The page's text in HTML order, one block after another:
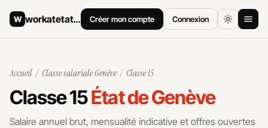
W workatetat
.ch Connexion
Créer mon compte
Accueil / Classe salariale Genève/ Classe 15
Classe 15État de Genève
Salaire annuel brut, mensualité indicative et offres ouvertes